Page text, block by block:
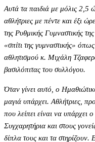
Αυτά τα παιδιά με μόλις 2,5
αθλήτριες με πέντε και έξι
της Ρυθμικής Γυμναστικής
«σπίτι της γυμναστικής»
αθλητισμού κ. Μιχάλη
βασιλόπιτας του συλλόγου.
Όταν γίνει αυτό, ο
μαγιά υπάρχει. Αθλήτριες,
που λείπει είναι να υπάρχει
Συγχαρητήρια και στους
δίπλα τους και τα στηρίζουν.